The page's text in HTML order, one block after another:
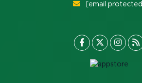
[email protected]